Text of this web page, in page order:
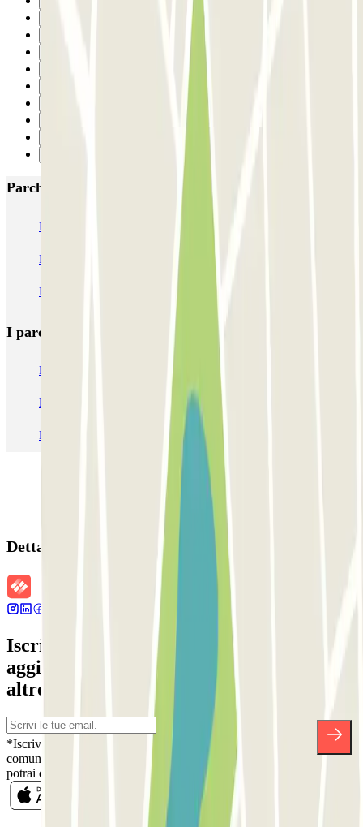
Parcheggi più popolari a Issy-les-Moulineaux
INDIGO Hôtel de Ville INDIGO Ile Saint Germain
INDIGO Coeur de Ville Q-Park Val de Seine
INDIGO Camille Desmoulins
I parcheggi
Parcheggio Venezia Parcheggio Piazzale Roma Venezia
Parcheggio Roma Parcheggio Milano
Parcheggio Malpensa Terminal 1 Parcheggio Malpensa
Dettagli della prenotazione
Iscriviti alla nostra Newsletter e rimani
aggiornato su sconti, concorsi e tante
altre sorprese.
*Iscrivendoti, accetti la nostra Informativa sulla Privacy per ricevere
comunicazioni commerciali da Parclick. Senza alcun impegno,
potrai disiscriverti quando vuoi direttamente dalla stessa newsletter.